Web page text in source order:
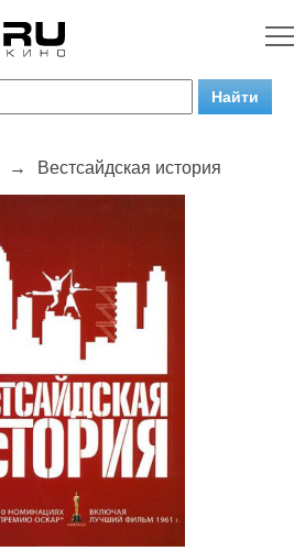
→ Вестсайдская история